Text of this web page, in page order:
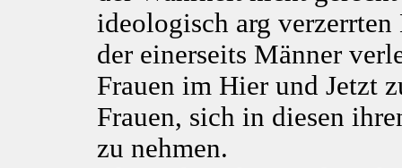
ideologisch arg
der einerseits Männer
Frauen im Hier und Jetzt
Frauen, sich in diesen
zu nehmen.